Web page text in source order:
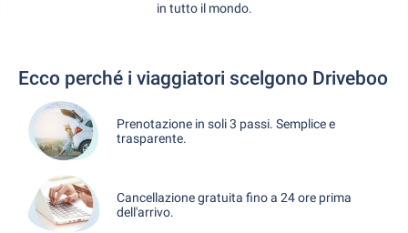
in tutto il mondo.
Ecco perché i viaggiatori scelgono Driveboo
Prenotazione in soli 3 passi. Semplice e
trasparente.
Cancellazione gratuita fino a 24 ore prima
dell'arrivo.